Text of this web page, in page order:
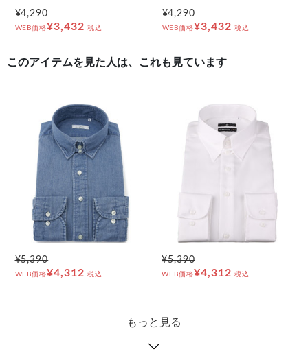
¥4,290
WEB価格¥3,432 税込
¥4,290
WEB価格¥3,432 税込
このアイテムを見た人は、これも見ています
¥5,390
WEB価格¥4,312 税込
¥5,390
WEB価格¥4,312 税込
もっと見る